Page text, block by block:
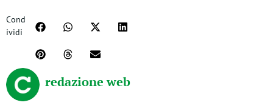
Cond
ividi
redazione web